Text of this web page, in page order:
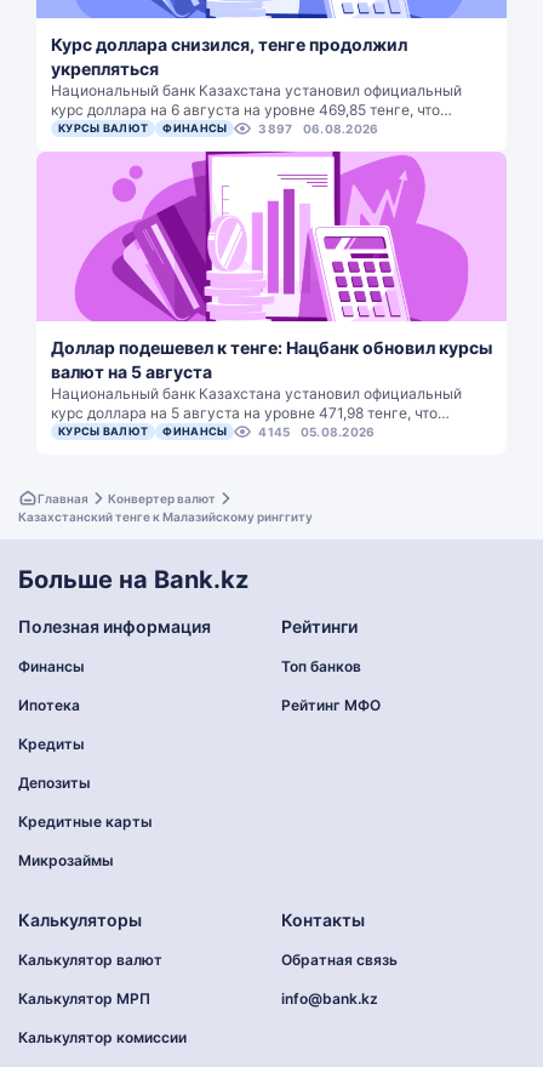
Курс доллара снизился, тенге продолжил
укрепляться
Национальный банк Казахстана установил официальный
курс доллара на 6 августа на уровне 469,85 тенге, что…
КУРСЫ ВАЛЮТ ФИНАНСЫ 3897 06.08.2026
Доллар подешевел к тенге: Нацбанк обновил курсы
валют на 5 августа
Национальный банк Казахстана установил официальный
курс доллара на 5 августа на уровне 471,98 тенге, что…
КУРСЫ ВАЛЮТ ФИНАНСЫ 4145 05.08.2026
Главная
Конвертер валют
Казахстанский тенге к Малазийскому ринггиту
Больше на Bank.kz
Полезная информация
Финансы
Ипотека
Кредиты
Депозиты
Кредитные карты
Микрозаймы
Рейтинги
Топ банков
Рейтинг МФО
Калькуляторы
Калькулятор валют
Калькулятор МРП
Калькулятор комиссии
Контакты
Обратная связь
info@bank.kz